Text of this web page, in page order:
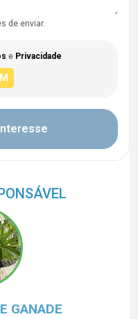
de enviar.
e Privacidade
GANADE